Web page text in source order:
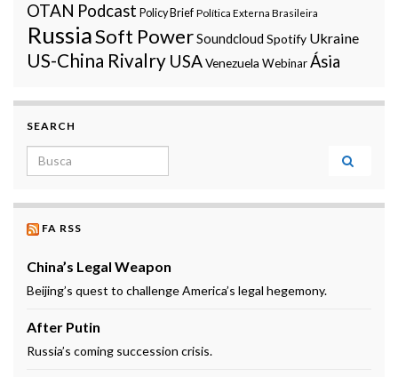
OTAN Podcast Policy Brief Política Externa Brasileira
RussiaSoft PowerSoundcloud Spotify Ukraine
US-China Rivalry USAVenezuela WebinarÁsia
SEARCH
Search for:
FA RSS
China’s Legal Weapon
Beijing’s quest to challenge America’s legal hegemony.
After Putin
Russia’s coming succession crisis.